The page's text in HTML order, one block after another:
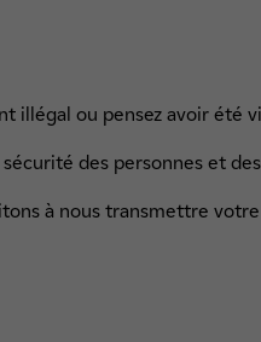
illégal ou pensez avoir été
des personnes et
à nous transmettre